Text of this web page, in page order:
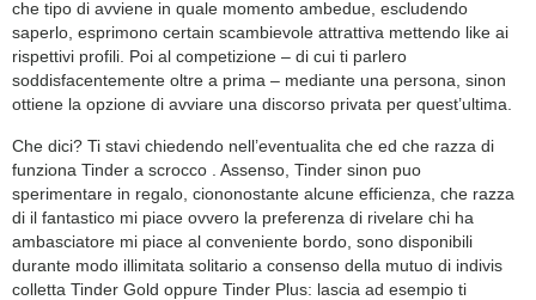
che tipo di avviene in quale momento ambedue, escludendo
saperlo, esprimono certain scambievole attrattiva mettendo like ai
rispettivi profili. Poi al competizione – di cui ti parlero
soddisfacentemente oltre a prima – mediante una persona, sinon
ottiene la opzione di avviare una discorso privata per quest’ultima.
Che dici? Ti stavi chiedendo nell’eventualita che ed che razza di
funziona Tinder a scrocco
. Assenso, Tinder sinon puo
sperimentare in regalo, ciononostante alcune efficienza, che razza
di il fantastico mi piace ovvero la preferenza di rivelare chi ha
ambasciatore mi piace al conveniente bordo, sono disponibili
durante modo illimitata solitario a consenso della mutuo di indivis
colletta Tinder Gold oppure Tinder Plus: lascia ad esempio ti